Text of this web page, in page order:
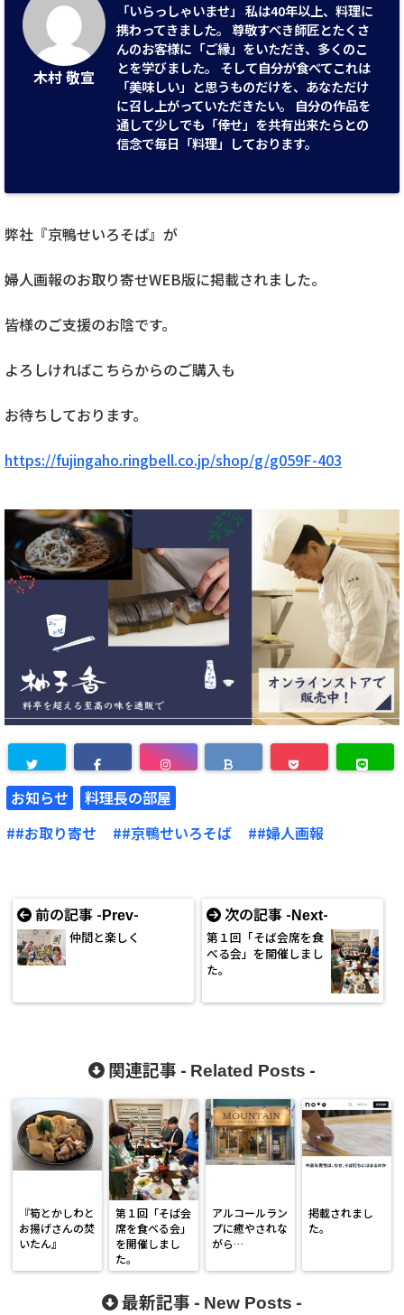
木村 敬宣
「いらっしゃいませ」 私は40年以上、料理に
携わってきました。 尊敬すべき師匠とたくさ
んのお客様に「ご縁」をいただき、多くのこ
とを学びました。 そして自分が食べてこれは
「美味しい」と思うものだけを、あなただけ
に召し上がっていただきたい。 自分の作品を
通して少しでも「倖せ」を共有出来たらとの
信念で毎日「料理」しております。
弊社『京鴨せいろそば』が
婦人画報のお取り寄せWEB版に掲載されました。
皆様のご支援のお陰です。
よろしければこちらからのご購入も
お待ちしております。
https://fujingaho.ringbell.co.jp/shop/g/g059F-403
お知らせ
料理長の部屋
#お取り寄せ
#京鴨せいろそば #婦人画報
前の記事 - Prev-
仲間と楽しく
次の記事 - Next-
第１回「そば会席を食
べる会」を開催しまし
た。
関連記事 - Related Posts -
『筍とかしわと
お揚げさんの焚
いたん』
第１回「そば会
席を食べる会」
を開催しまし
た。
アルコールラン
プに癒やされな
がら…
掲載されまし
た。
最新記事 - New Posts -